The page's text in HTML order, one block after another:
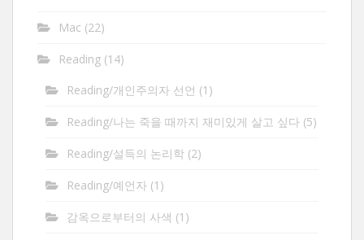
Mac (22)
Reading (14)
Reading/개인주의자 선언 (1)
Reading/나는 죽을 때까지 재미있게 살고 싶다 (5)
Reading/설득의 논리학 (2)
Reading/예언자 (1)
감옥으로부터의 사색 (1)